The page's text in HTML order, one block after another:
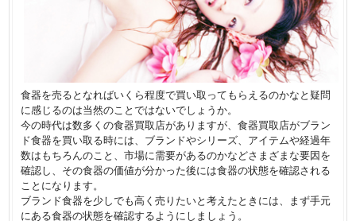
食器を売るとなればいくら程度で買い取ってもらえるのかなと疑問
に感じるのは当然のことではないでしょうか。
今の時代は数多くの食器買取店がありますが、食器買取店がブラン
ド食器を買い取る時には、ブランドやシリーズ、アイテムや経過年
数はもちろんのこと、市場に需要があるのかなどさまざまな要因を
確認し、その食器の価値が分かった後には食器の状態を確認される
ことになります。
ブランド食器を少しでも高く売りたいと考えたときには、まず手元
にある食器の状態を確認するようにしましょう。